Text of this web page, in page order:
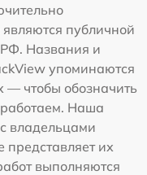
публичной
РФ. Названия и
упоминаются
— чтобы обозначить
Наша
владельцами
их
выполняются